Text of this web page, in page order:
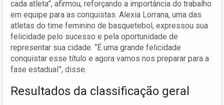
cada atleta”, afirmou, reforçando a importância do trabalho
em equipe para as conquistas. Alexia Lorrana, uma das
atletas do time feminino de basquetebol, expressou sua
felicidade pelo sucesso e pela oportunidade de
representar sua cidade. “É uma grande felicidade
conquistar esse título e agora vamos nos preparar para a
fase estadual”, disse.
Resultados da classificação geral